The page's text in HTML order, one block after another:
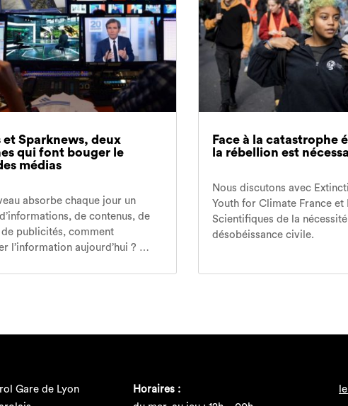
et Sparknews, deux
qui font bouger le
médias
absorbe chaque jour un
de contenus, de
publicités, comment
l’information aujourd’hui ? …
Face à la catastrophe
la rébellion est
Nous discutons avec
Youth for Climate France et
Scientifiques de la
désobéissance civile.
Gare de Lyon
Horaires :